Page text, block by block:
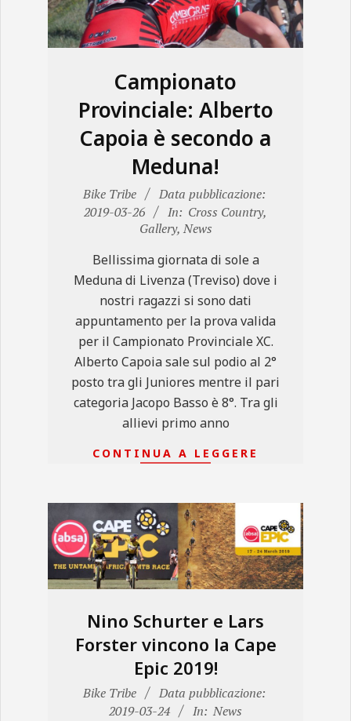
Campionato
Provinciale: Alberto
Capoia è secondo a
Meduna!
2019-
Bike Tribe
Data pubblicazione:
2019-03-26
In: Cross Country,
Gallery, News
Bellissima giornata di sole a
Meduna di Livenza (Treviso) dove i
nostri ragazzi si sono dati
appuntamento per la prova valida
per il Campionato Provinciale XC.
Alberto Capoia sale sul podio al 2°
posto tra gli Juniores mentre il pari
categoria Jacopo Basso è 8°. Tra gli
allievi primo anno
CONTINUA A LEGGERE
Nino Schurter e Lars
Forster vincono la Cape
Epic 2019!
2019-
Bike Tribe
Data pubblicazione:
2019-03-24
In: News